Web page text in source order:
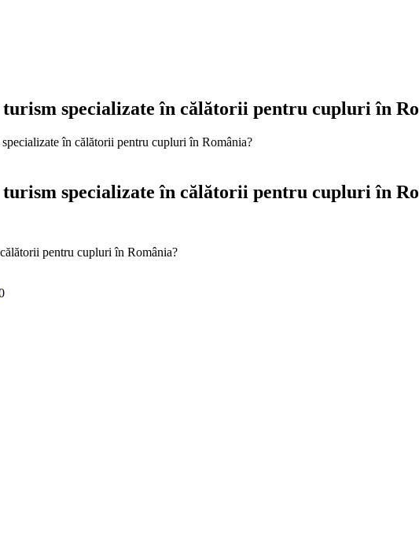
turism specializate în călătorii pentru cupluri în
în călătorii pentru cupluri în România?
turism specializate în călătorii pentru cupluri în
pentru cupluri în România?